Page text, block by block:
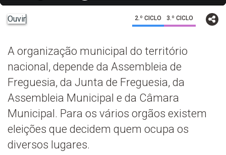
Ouvir 2.º CICLO 3.º CICLO
A organização municipal do território
nacional, depende da Assembleia de
Freguesia, da Junta de Freguesia, da
Assembleia Municipal e da Câmara
Municipal. Para os vários orgãos existem
eleições que decidem quem ocupa os
diversos lugares.